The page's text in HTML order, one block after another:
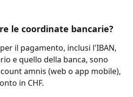
le coordinate bancarie?
il pagamento, inclusi l'IBAN,
e quello della banca, sono
amnis (web o app mobile),
in CHF.